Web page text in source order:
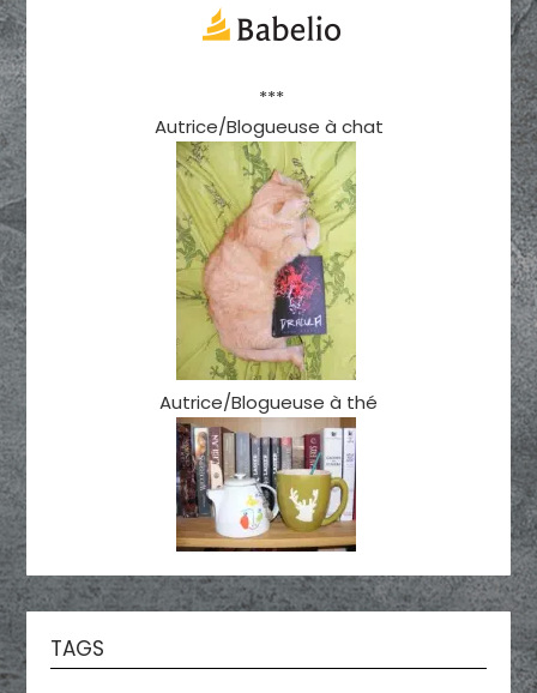
***
Autrice/Blogueuse à chat
Autrice/Blogueuse à thé
TAGS